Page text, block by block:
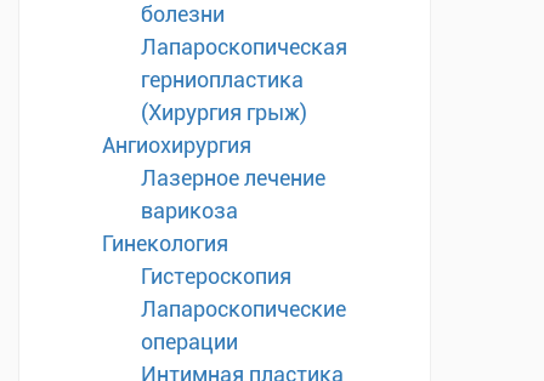
болезни
Лапароскопическая
герниопластика
(Хирургия грыж)
Ангиохирургия
Лазерное лечение
варикоза
Гинекология
Гистероскопия
Лапароскопические
операции
Интимная пластика